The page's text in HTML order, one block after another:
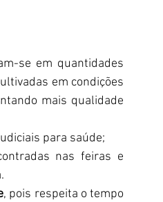
se em quantidades
em condições
mais qualidade
para saúde;
nas feiras e
, pois respeita o tempo